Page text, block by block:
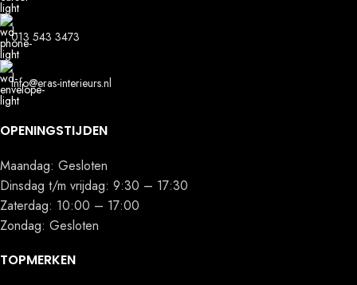
013 543 3473
info@eras-interieurs.nl
OPENINGSTIJDEN
Maandag: Gesloten
Dinsdag t/m vrijdag: 9:30 – 17:30
Zaterdag: 10:00 – 17:00
Zondag: Gesloten
TOPMERKEN